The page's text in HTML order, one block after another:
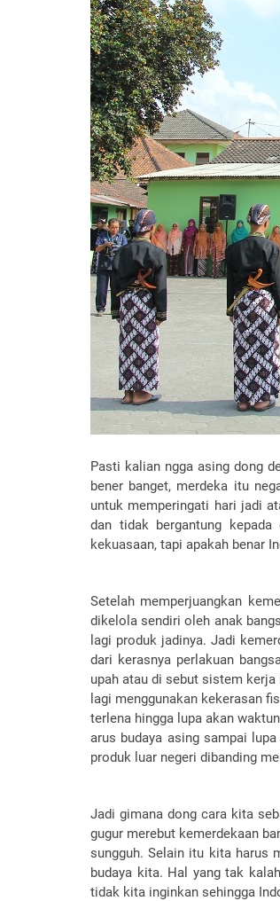
Pasti kalian ngga asing dong
bener banget, merdeka itu
untuk memperingati hari jadi
dan tidak bergantung kepada
kekuasaan, tapi apakah benar
Setelah memperjuangkan
dikelola sendiri oleh anak
lagi produk jadinya. Jadi
dari kerasnya perlakuan
upah atau di sebut sistem
lagi menggunakan kekerasan
terlena hingga lupa akan
arus budaya asing sampai
produk luar negeri dibanding
Jadi gimana dong cara kita
gugur merebut kemerdekaan
sungguh. Selain itu kita harus
budaya kita. Hal yang tak
tidak kita inginkan sehingga